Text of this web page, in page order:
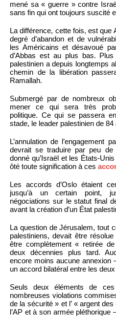
mené sa « guerre » contre
sans fin qui ont toujours suscité
La différence, cette fois, est que
degré d’abandon et de
les Américains et désavoué
d’Abbas est au plus bas.
palestinien a depuis longtemps
chemin de la libération
Ramallah.
Submergé par de nombreux
mener ce qui sera très
politique. Ce qui se passera
stade, le leader palestinien de 84
L’annulation de l’engagement
devrait se traduire par peu
donné qu’Israël et les États-
ôté toute signification à ces
Les accords d’Oslo étaient
jusqu’à un certain point,
négociations sur le statut final
avant la création d’un État
La question de Jérusalem, tout
palestiniens, devait être
être complètement « retirée
deux décennies plus tard.
encore moins aucune annexion
un accord bilatéral entre les
Seuls deux éléments de
nombreuses violations
de la sécurité » et l’ « argent
l’AP et à son armée